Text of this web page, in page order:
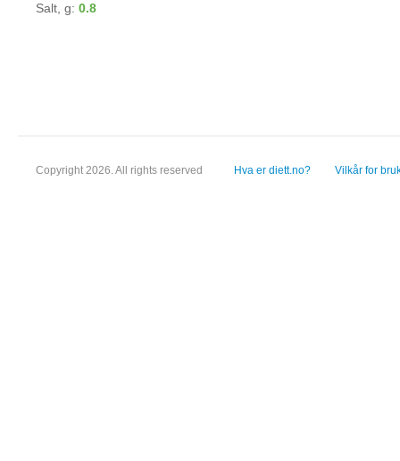
Salt, g: 0.8
Copyright 2026. All rights reserved Hva er diett.no? Vilkår for